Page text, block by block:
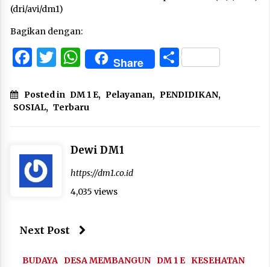
(dri/avi/dm1)
Bagikan dengan:
Facebook
Twitter
WhatsApp
Share Share
Posted in DM 1 E, Pelayanan, PENDIDIKAN,
SOSIAL, Terbaru
Dewi DM1
https://dm1.co.id
4,035 views
Next Post
BUDAYA DESA MEMBANGUN DM 1 E KESEHATAN